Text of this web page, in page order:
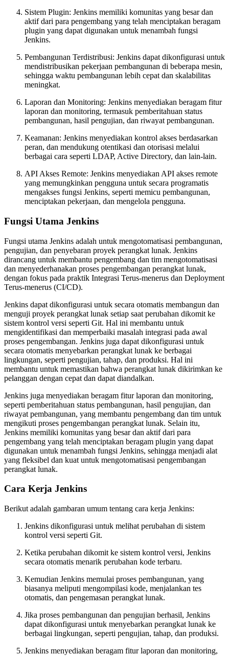
Sistem Plugin: Jenkins memiliki komunitas yang besar dan
aktif dari para pengembang yang telah menciptakan beragam
plugin yang dapat digunakan untuk menambah fungsi
Jenkins.
Pembangunan Terdistribusi: Jenkins dapat dikonfigurasi untuk
mendistribusikan pekerjaan pembangunan di beberapa mesin,
sehingga waktu pembangunan lebih cepat dan skalabilitas
meningkat.
Laporan dan Monitoring: Jenkins menyediakan beragam fitur
laporan dan monitoring, termasuk pemberitahuan status
pembangunan, hasil pengujian, dan riwayat pembangunan.
Keamanan: Jenkins menyediakan kontrol akses berdasarkan
peran, dan mendukung otentikasi dan otorisasi melalui
berbagai cara seperti LDAP, Active Directory, dan lain-lain.
API Akses Remote: Jenkins menyediakan API akses remote
yang memungkinkan pengguna untuk secara programatis
mengakses fungsi Jenkins, seperti memicu pembangunan,
menciptakan pekerjaan, dan mengelola pengguna.
Fungsi Utama Jenkins
Fungsi utama Jenkins adalah untuk mengotomatisasi pembangunan,
pengujian, dan penyebaran proyek perangkat lunak. Jenkins
dirancang untuk membantu pengembang dan tim mengotomatisasi
dan menyederhanakan proses pengembangan perangkat lunak,
dengan fokus pada praktik Integrasi Terus-menerus dan Deployment
Terus-menerus (CI/CD).
Jenkins dapat dikonfigurasi untuk secara otomatis membangun dan
menguji proyek perangkat lunak setiap saat perubahan dikomit ke
sistem kontrol versi seperti Git. Hal ini membantu untuk
mengidentifikasi dan memperbaiki masalah integrasi pada awal
proses pengembangan. Jenkins juga dapat dikonfigurasi untuk
secara otomatis menyebarkan perangkat lunak ke berbagai
lingkungan, seperti pengujian, tahap, dan produksi. Hal ini
membantu untuk memastikan bahwa perangkat lunak dikirimkan ke
pelanggan dengan cepat dan dapat diandalkan.
Jenkins juga menyediakan beragam fitur laporan dan monitoring,
seperti pemberitahuan status pembangunan, hasil pengujian, dan
riwayat pembangunan, yang membantu pengembang dan tim untuk
mengikuti proses pengembangan perangkat lunak. Selain itu,
Jenkins memiliki komunitas yang besar dan aktif dari para
pengembang yang telah menciptakan beragam plugin yang dapat
digunakan untuk menambah fungsi Jenkins, sehingga menjadi alat
yang fleksibel dan kuat untuk mengotomatisasi pengembangan
perangkat lunak.
Cara Kerja Jenkins
Berikut adalah gambaran umum tentang cara kerja Jenkins:
Jenkins dikonfigurasi untuk melihat perubahan di sistem
kontrol versi seperti Git.
Ketika perubahan dikomit ke sistem kontrol versi, Jenkins
secara otomatis menarik perubahan kode terbaru.
Kemudian Jenkins memulai proses pembangunan, yang
biasanya meliputi mengompilasi kode, menjalankan tes
otomatis, dan pengemasan perangkat lunak.
Jika proses pembangunan dan pengujian berhasil, Jenkins
dapat dikonfigurasi untuk menyebarkan perangkat lunak ke
berbagai lingkungan, seperti pengujian, tahap, dan produksi.
Jenkins menyediakan beragam fitur laporan dan monitoring,